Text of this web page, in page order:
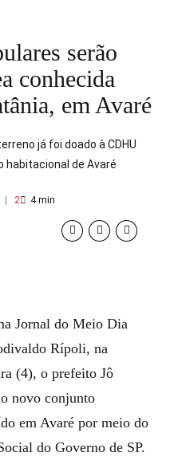
serão
conhecida
em Avaré
já foi doado à CDHU
habitacional de Avaré
2 4min
Rípoli, na
(4), o prefeito Jô
novo conjunto
em Avaré por meio do
do Governo de SP.